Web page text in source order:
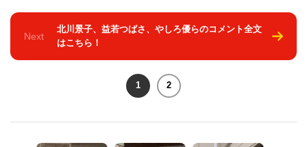
Next
北川景子、益若つばさ、やしろ優らのコメント全文
はこちら！
1 2